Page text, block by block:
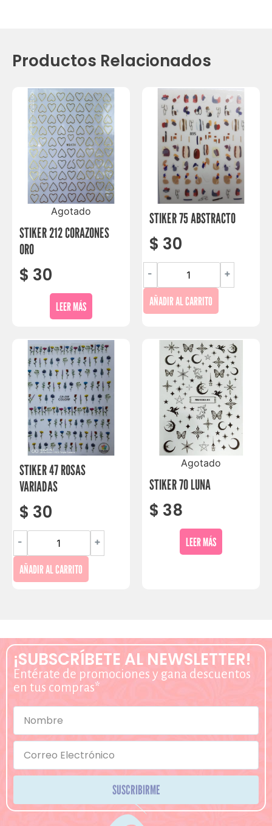
Productos Relacionados
Agotado
STIKER 212 CORAZONES
ORO
$ 30
LEER MÁS
STIKER 75 ABSTRACTO
$ 30
- +
AÑADIR AL CARRITO
STIKER 47 ROSAS
VARIADAS
$ 30
- +
AÑADIR AL CARRITO
Agotado
STIKER 70 LUNA
$ 38
LEER MÁS
¡SUBSCRÍBETE AL NEWSLETTER!
Entérate de promociones y gana descuentos
en tus compras*
SUSCRIBIRME